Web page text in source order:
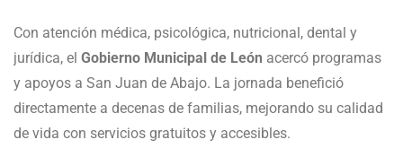
Con atención médica, psicológica, nutricional, dental y
jurídica, el Gobierno Municipal de León acercó programas
y apoyos a San Juan de Abajo. La jornada benefició
directamente a decenas de familias, mejorando su calidad
de vida con servicios gratuitos y accesibles.